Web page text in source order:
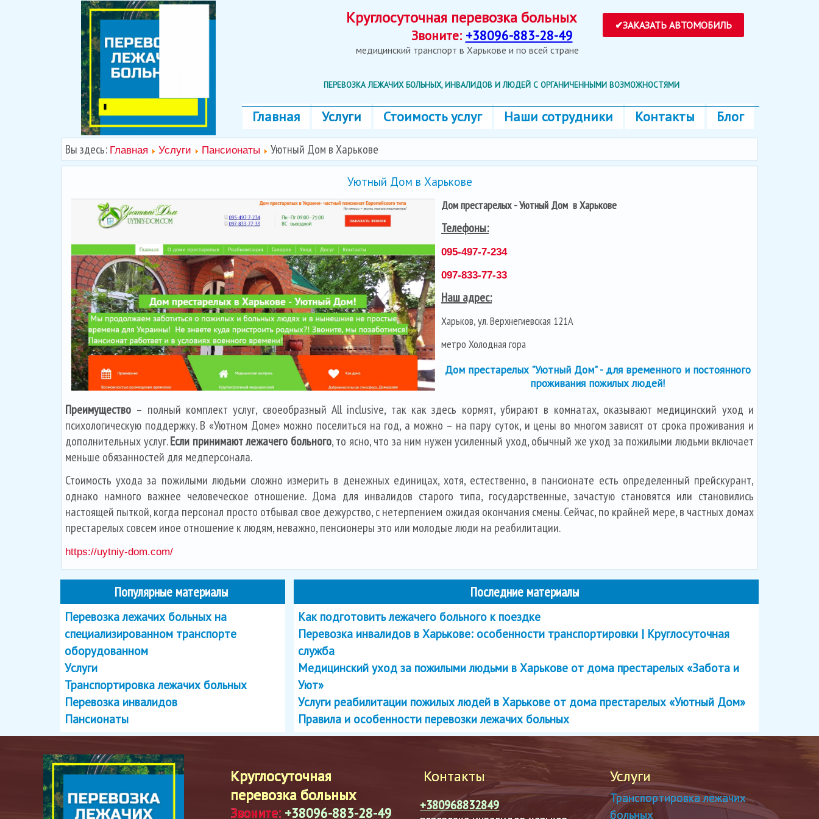
Круглосуточная перевозка больных
Звоните: +38096-883-28-49
медицинский транспорт в Харькове и по всей стране
ПЕРЕВОЗКА ЛЕЖАЧИХ БОЛЬНЫХ, ИНВАЛИДОВ И ЛЮДЕЙ С ОРГАНИЧЕННЫМИ ВОЗМОЖНОСТЯМИ
Главная Услуги Стоимость услуг Наши сотрудники Контакты Блог
Вы здесь: Главная Услуги Пансионаты Уютный Дом в Харькове
Уютный Дом в Харькове
Дом престарелых - Уютный Дом в Харькове
Телефоны:
095-497-7-234
097-833-77-33
Наш адрес:
Харьков, ул. Верхнегиевская 121А
метро Холодная гора
Дом престарелых "Уютный Дом" - для временного и постоянного
проживания пожилых людей!
Преимущество – полный комплект услуг, своеобразный All inclusive, так как здесь кормят, убирают в комнатах, оказывают медицинский уход и
психологическую поддержку. В «Уютном Доме» можно поселиться на год, а можно – на пару суток, и цены во многом зависят от срока проживания и
дополнительных услуг.Если принимают лежачего больного, то ясно, что за ним нужен усиленный уход, обычный же уход за пожилыми людьми включает
меньше обязанностей для медперсонала.
Стоимость ухода за пожилыми людьми сложно измерить в денежных единицах, хотя, естественно, в пансионате есть определенный прейскурант,
однако намного важнее человеческое отношение. Дома для инвалидов старого типа, государственные, зачастую становятся или становились
настоящей пыткой, когда персонал просто отбывал свое дежурство, с нетерпением ожидая окончания смены. Сейчас, по крайней мере, в частных домах
престарелых совсем иное отношение к людям, неважно, пенсионеры это или молодые люди на реабилитации.
https://uytniy-dom.com/
Популярные материалы
Перевозка лежачих больных на
специализированном транспорте
оборудованном
Услуги
Транспортировка лежачих больных
Перевозка инвалидов
Пансионаты
Последние материалы
Как подготовить лежачего больного к поездке
Перевозка инвалидов в Харькове: особенности транспортировки | Круглосуточная
служба
Медицинский уход за пожилыми людьми в Харькове от дома престарелых «Забота и
Уют»
Услуги реабилитации пожилых людей в Харькове от дома престарелых «Уютный Дом»
Правила и особенности перевозки лежачих больных
Круглосуточная
перевозка больных
Звоните: +38096-883-28-49
Контакты
+380968832849
Услуги
Транспортировка лежачих
больных